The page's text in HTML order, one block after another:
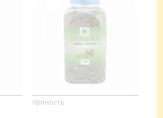
пряность